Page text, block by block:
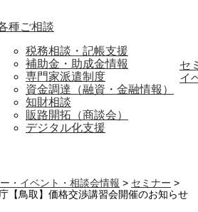
種ご相談
税務相談・記帳支援
補助金・助成金情報
専門家派遣制度
資金調達（融資・金融情報）
知財相談
販路開拓（商談会）
デジタル化支援
セ
イ
・イベント・相談会情報 > セミナー >
【鳥取】価格交渉講習会開催のお知らせ